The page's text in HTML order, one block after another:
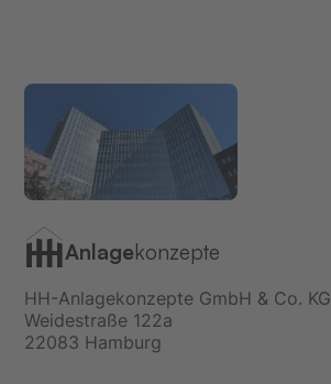
Anlagekonzepte
HH-Anlagekonzepte GmbH & Co. KG
Weidestraße 122a
22083 Hamburg